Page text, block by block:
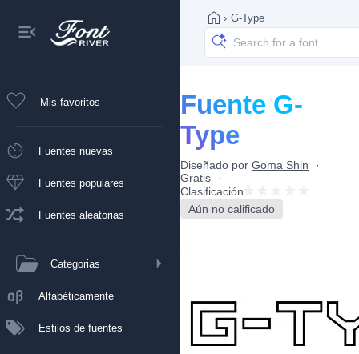
Mis favoritos
Fuentes nuevas
Fuentes populares
Fuentes aleatorias
Categorias
Alfabéticamente
Estilos de fuentes
› G-Type
Fuente G-
Type
Diseñado por Goma Shin
Gratis
Clasificación
Aún no calificado